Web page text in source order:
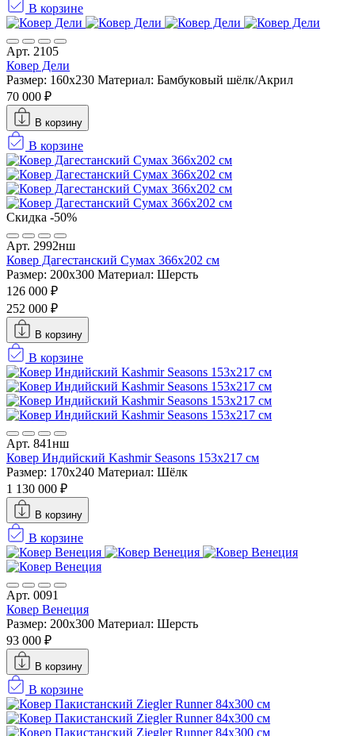
В корзине
Арт. 2105
Ковер Дели
Размер: 160х230 Материал: Бамбуковый шёлк/Акрил
70 000 ₽
В корзину
В корзине
Скидка -50%
Арт. 2992нш
Ковер Дагестанский Сумах 366х202 см
Размер: 200x300 Материал: Шерсть
126 000 ₽
252 000 ₽
В корзину
В корзине
Арт. 841нш
Ковер Индийский Kashmir Seasons 153x217 см
Размер: 170x240 Материал: Шёлк
1 130 000 ₽
В корзину
В корзине
Арт. 0091
Ковер Венеция
Размер: 200x300 Материал: Шерсть
93 000 ₽
В корзину
В корзине